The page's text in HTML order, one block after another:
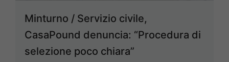
Minturno / Servizio civile,
CasaPound denuncia: “Procedura di
selezione poco chiara”